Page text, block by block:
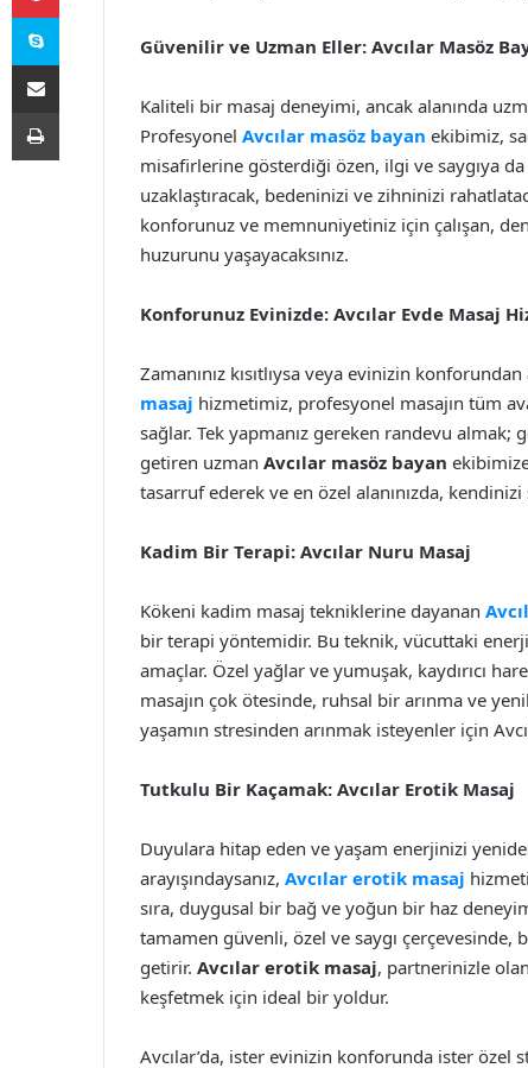
Güvenilir ve Uzman Eller: Avcılar Masöz
Kaliteli bir masaj deneyimi, ancak alanında
Profesyonel Avcılar masöz bayan ekibimiz,
misafirlerine gösterdiği özen, ilgi ve saygıya
uzaklaştıracak, bedeninizi ve zihninizi
konforunuz ve memnuniyetiniz için çalışan,
huzurunu yaşayacaksınız.
Konforunuz Evinizde: Avcılar Evde Masaj
Zamanınız kısıtlıysa veya evinizin
masaj hizmetimiz, profesyonel masajın tüm
sağlar. Tek yapmanız gereken randevu
getiren uzman Avcılar masöz bayan
tasarruf ederek ve en özel alanınızda,
Kadim Bir Terapi: Avcılar Nuru Masaj
Kökeni kadim masaj tekniklerine dayanan
bir terapi yöntemidir. Bu teknik, vücuttaki
amaçlar. Özel yağlar ve yumuşak, kaydırıcı
masajın çok ötesinde, ruhsal bir arınma ve
yaşamın stresinden arınmak isteyenler için
Tutkulu Bir Kaçamak: Avcılar Erotik Masaj
Duyulara hitap eden ve yaşam enerjinizi
arayışındaysanız, Avcılar erotik masaj
sıra, duygusal bir bağ ve yoğun bir haz
tamamen güvenli, özel ve saygı
getirir. Avcılar erotik masaj, partnerinizle
keşfetmek için ideal bir yoldur.
Avcılar’da, ister evinizin konforunda ister özel
Skype
E-Posta ile paylaş